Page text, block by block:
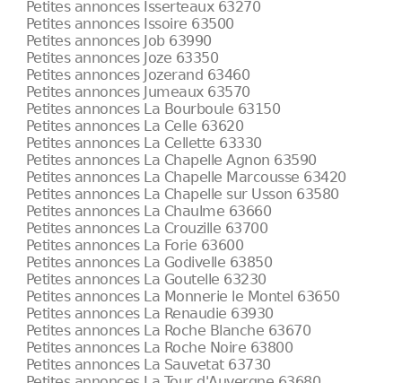
Petites annonces Isserteaux 63270
Petites annonces Issoire 63500
Petites annonces Job 63990
Petites annonces Joze 63350
Petites annonces Jozerand 63460
Petites annonces Jumeaux 63570
Petites annonces La Bourboule 63150
Petites annonces La Celle 63620
Petites annonces La Cellette 63330
Petites annonces La Chapelle Agnon 63590
Petites annonces La Chapelle Marcousse 63420
Petites annonces La Chapelle sur Usson 63580
Petites annonces La Chaulme 63660
Petites annonces La Crouzille 63700
Petites annonces La Forie 63600
Petites annonces La Godivelle 63850
Petites annonces La Goutelle 63230
Petites annonces La Monnerie le Montel 63650
Petites annonces La Renaudie 63930
Petites annonces La Roche Blanche 63670
Petites annonces La Roche Noire 63800
Petites annonces La Sauvetat 63730